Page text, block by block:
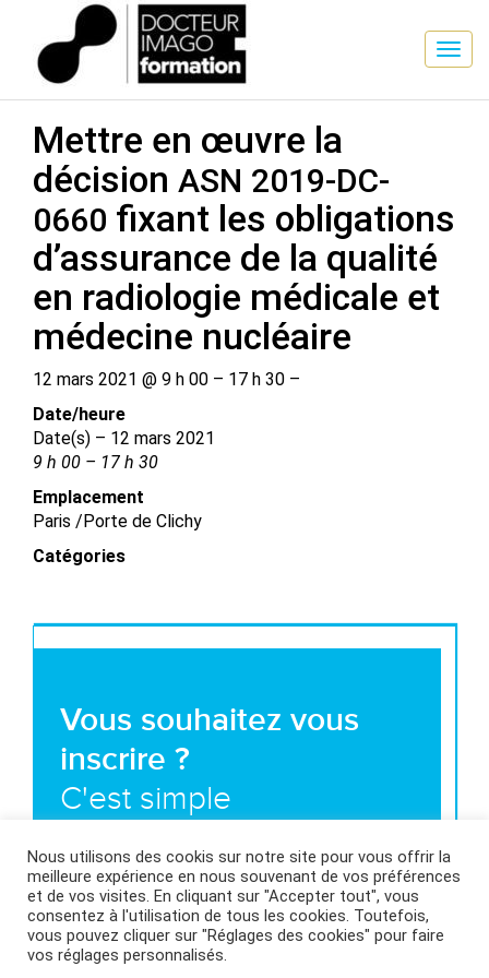
SESSION DE FORMATION
Mettre en œuvre la
décision ASN 2019-​DC-​
0660 fixant les obligations
d’assurance de la qualité
en radiologie médicale et
médecine nucléaire
12 mars 2021 @ 9 h 00 – 17 h 30 –
Date/​heure
Date(s) – 12 mars 2021
9 h 00 – 17 h 30
Emplacement
Paris /​Porte de Clichy
Catégories
Vous souhaitez vous
inscrire ?
C'est simple
Nous contacter
Nous utilisons des cookis sur notre site pour vous offrir la
meilleure expérience en nous souvenant de vos préférences
et de vos visites. En cliquant sur "Accepter tout", vous
consentez à l'utilisation de tous les cookies. Toutefois,
vous pouvez cliquer sur "Réglages des cookies" pour faire
vos réglages personnalisés.